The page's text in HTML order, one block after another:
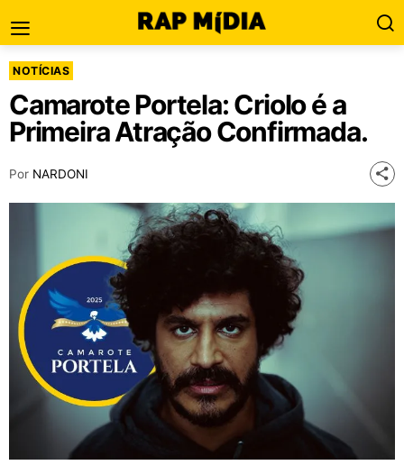
NOTÍCIAS
Camarote Portela: Criolo é a
Primeira Atração Confirmada.
Por NARDONI